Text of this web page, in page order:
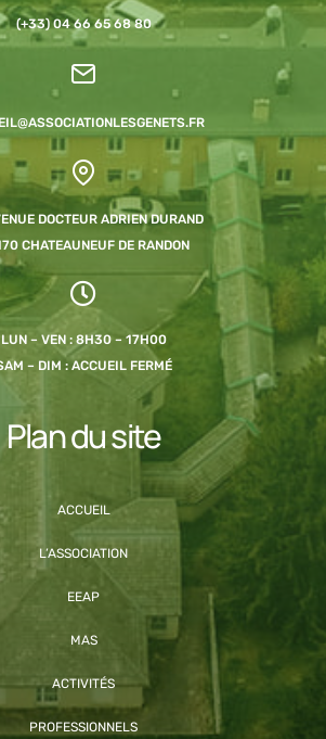
(+33) 04 66 65 68 80
DOCTEUR ADRIEN DURAND
CHATEAUNEUF DE RANDON
LUN – VEN : 8H30 – 17H00
– DIM : ACCUEIL FERMÉ
Plan du site
ACCUEIL
L’ASSOCIATION
EEAP
MAS
ACTIVITÉS
PROFESSIONNELS